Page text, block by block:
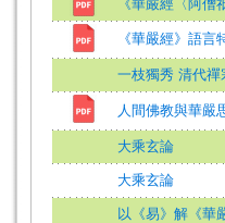
《華嚴經〈阿
《華嚴經》語言
一枝獨秀 清代禪
人間佛教與華嚴
大乘玄論
大乘玄論
以《易》解《